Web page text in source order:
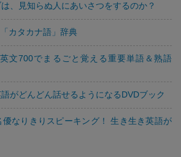
、見知らぬ人にあいさつをするのか？
カタカナ語」辞典
文700でまるごと覚える重要単語＆熟語
語がどんどん話せるようになるDVDブック
優なりきりスピーキング！ 生き生き英語が